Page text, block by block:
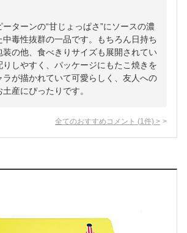
ターンの“甘じょっぱさ”にソースの濃
中毒性抜群の一品です。もちろん日持ち
装の他、食べきりサイズも展開されてい
りしやすく、パッケージにもたこ焼きを
ラが描かれていて可愛らしく、友人への
産にぴったりです。
全てのおすすめコメント (1 件) >